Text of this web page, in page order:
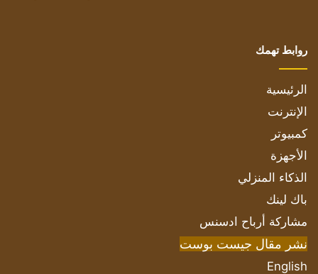
روابط تهمك
الرئيسية
الإنترنت
كمبيوتر
الأجهزة
الذكاء المنزلي
باك لينك
مشاركة أرباح ادسنس
نشر مقال جيست بوست
English